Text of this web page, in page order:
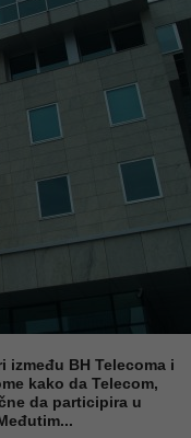
između BH Telecoma i
kako da Telecom,
da participira u